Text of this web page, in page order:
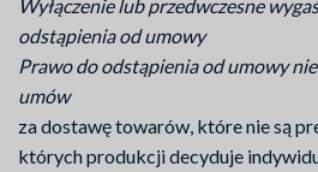
Wyłączenie lub przedwczesne
odstąpienia od umowy
Prawo do odstąpienia od umowy
umów
za dostawę towarów, które nie są
których produkcji decyduje